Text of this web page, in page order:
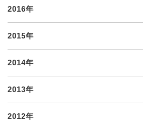
2016年
2015年
2014年
2013年
2012年